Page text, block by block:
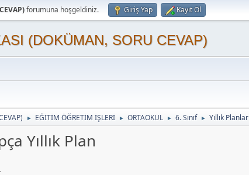
forumuna hoşgeldiniz. Giriş Yap Kayıt Ol
(DOKÜMAN, SORU CEVAP)
► EĞİTİM ÖĞRETİM İŞLERİ ► ORTAOKUL ► 6. Sınıf ► Yıllık Planlar
Yıllık Plan